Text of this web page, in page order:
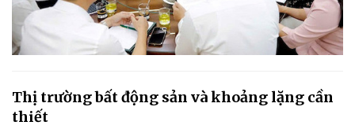
Thị trường bất động sản và khoảng lặng cần
thiết